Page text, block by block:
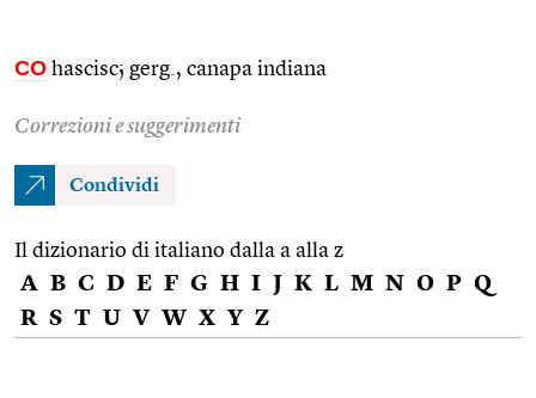
CO hascisc; gerg., canapa indiana
Correzioni e suggerimenti
Condividi
Il dizionario di italiano dalla a alla z
A B C D E F G H I J K L M N O P Q
R S T U V W X Y Z